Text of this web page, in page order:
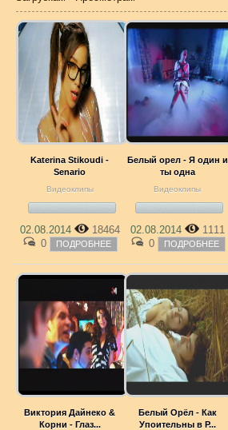
Katerina Stikoudi -
Senario
Видеоклипы
02.08.2014
18464
0
ПОДРОБНЕЕ
Белый орел - Я один и
ты одна
Видеоклипы
02.08.2014
1111
0
ПОДРОБНЕЕ
Виктория Дайнеко &
Корни - Глаз...
Белый Орёл - Как
Упоительны в Р...